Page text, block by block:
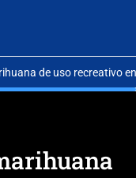
de uso recreativo